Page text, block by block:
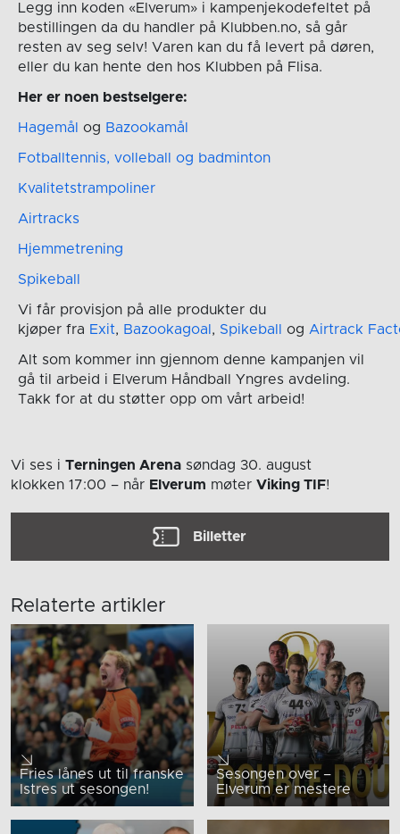
Legg inn koden «Elverum» i kampenjekodefeltet på
bestillingen da du handler på Klubben.no, så går
resten av seg selv! Varen kan du få levert på døren,
eller du kan hente den hos Klubben på Flisa.
Her er noen bestselgere:
Hagemål og Bazookamål
Fotballtennis, volleball og badminton
Kvalitetstrampoliner
Airtracks
Hjemmetrening
Spikeball
Vi får provisjon på alle produkter du
kjøper fra Exit, Bazookagoal , Spikeball og Airtrack
Alt som kommer inn gjennom denne kampanjen vil
gå til arbeid i Elverum Håndball Yngres avdeling.
Takk for at du støtter opp om vårt arbeid!
Vi ses i Terningen Arena søndag 30. august
klokken 17:00 – når Elverum møter Viking TIF!
Billetter
Relaterte artikler
Fries lånes ut til franske
Istres ut sesongen!
Sesongen over –
Elverum er mestere